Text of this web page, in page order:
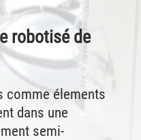
robotisé de
comme élements
dans une
semi-